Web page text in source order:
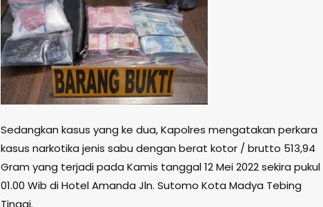
Sedangkan kasus yang ke dua, Kapolres mengatakan perkara
kasus narkotika jenis sabu dengan berat kotor / brutto 513,94
Gram yang terjadi pada Kamis tanggal 12 Mei 2022 sekira pukul
01.00 Wib di Hotel Amanda Jln. Sutomo Kota Madya Tebing
Tinggi.